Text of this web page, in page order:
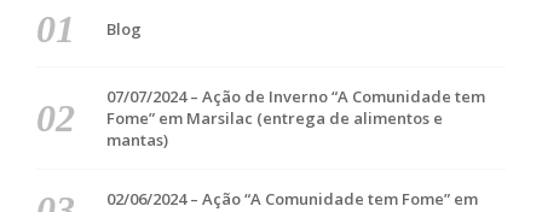
Blog
07/07/2024 – Ação de Inverno “A Comunidade tem
Fome” em Marsilac (entrega de alimentos e
mantas)
02/06/2024 – Ação “A Comunidade tem Fome” em